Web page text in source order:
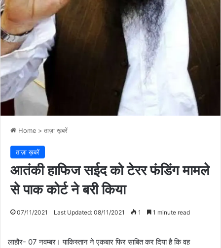
Home > ताज़ा ख़बरें
ताज़ा ख़बरें
आतंकी हाफिज सईद को टेरर फंडिंग मामले
से पाक कोर्ट ने बरी किया
07/11/2021 Last Updated: 08/11/2021 1 1 minute read
लाहौर- 07 नवम्बर। पाकिस्तान ने एकबार फिर साबित कर दिया है कि वह